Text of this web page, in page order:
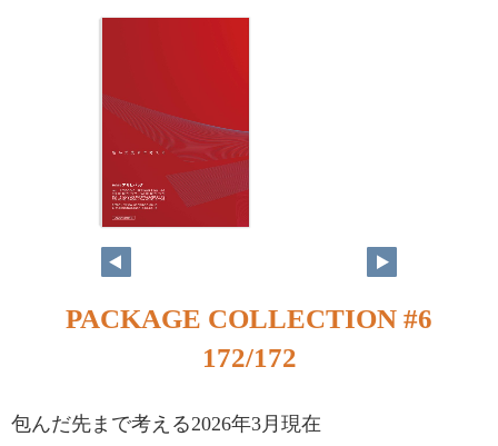
PACKAGE COLLECTION #6
172/172
包んだ先まで考える2026年3月現在